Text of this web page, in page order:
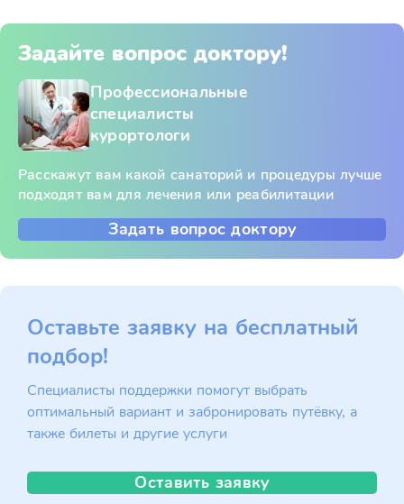
Задайте вопрос доктору!
Профессиональные
специалисты
курортологи
Расскажут вам какой санаторий и процедуры лучше
подходят вам для лечения или реабилитации
Задать вопрос доктору
Оставьте заявку на бесплатный
подбор!
Специалисты поддержки помогут выбрать
оптимальный вариант и забронировать путёвку, а
также билеты и другие услуги
Оставить заявку